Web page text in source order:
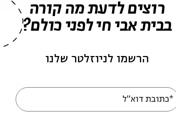
רוצים לדעת מה קורה
בבית אבי חי לפני כולם?
הרשמו לניוזלטר שלנו
*כתובת דוא"ל